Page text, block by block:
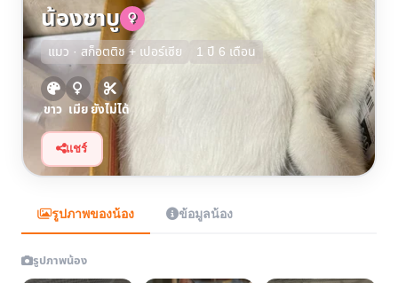
น้องชาบู
แมว · สก็อตติช + เปอร์เซีย 1 ปี 6 เดือน
ขาว เมียยังไม่ได้
แชร์
รูปภาพของน้อง ข้อมูลน้อง
รูปภาพน้อง